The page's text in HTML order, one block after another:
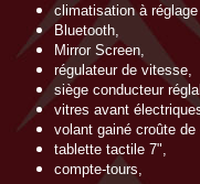
climatisation à
Bluetooth,
Mirror Screen,
régulateur de vitesse,
siège conducteur
vitres avant
volant gainé croûte de
tablette tactile 7",
compte-tours,